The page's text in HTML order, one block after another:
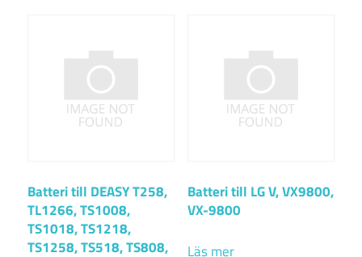
Batteri till DEASY T258,
TL1266, TS1008,
TS1018, TS1218,
TS1258, TS518, TS808,
Batteri till LG V, VX9800,
VX-9800
Läs mer